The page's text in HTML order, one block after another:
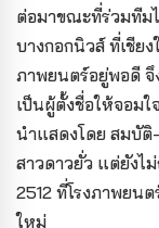
ต่อมาขณะที่ร่วมทีม
บางกอกนิวส์ ที่เชีย
ภาพยนตร์อยู่พอดี จึ
เป็นผู้ตั้งชื่อให้จอม
นำแสดงโดย สมบั
สาวดาวยั่ว แต่ยังไ
2512 ที่โรงภาพยน
ใหม่